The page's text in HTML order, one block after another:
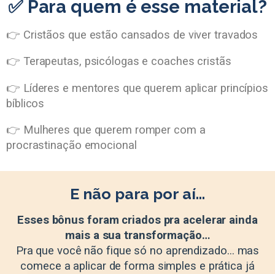
✅ Para quem é esse material?
👉 Cristãos que estão cansados de viver travados
👉 Terapeutas, psicólogas e coaches cristãs
👉 Líderes e mentores que querem aplicar princípios
bíblicos
👉 Mulheres que querem romper com a
procrastinação emocional
E não para por aí…
Esses bônus foram criados pra acelerar ainda
mais a sua transformação…
Pra que você não fique só no aprendizado… mas
comece a aplicar de forma simples e prática já